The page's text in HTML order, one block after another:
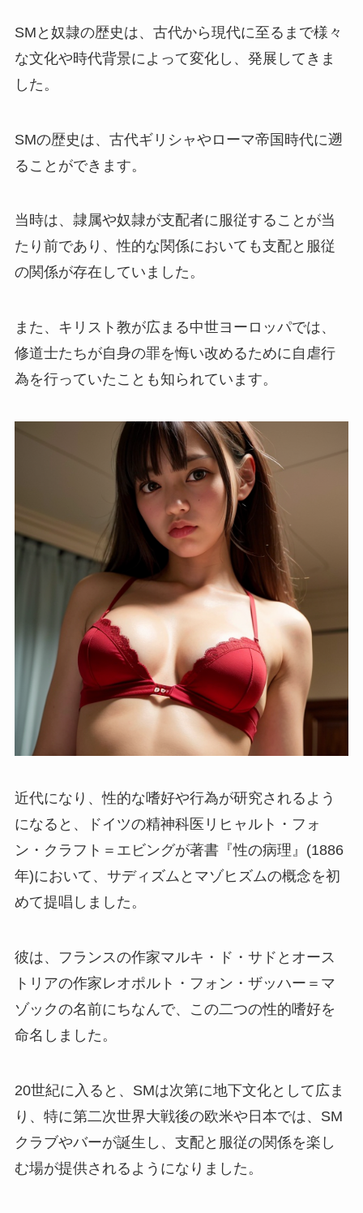
SMと奴隷の歴史は、古代から現代に至るまで様々
な文化や時代背景によって変化し、発展してきま
した。
SMの歴史は、古代ギリシャやローマ帝国時代に遡
ることができます。
当時は、隷属や奴隷が支配者に服従することが当
たり前であり、性的な関係においても支配と服従
の関係が存在していました。
また、キリスト教が広まる中世ヨーロッパでは、
修道士たちが自身の罪を悔い改めるために自虐行
為を行っていたことも知られています。
近代になり、性的な嗜好や行為が研究されるよう
になると、ドイツの精神科医リヒャルト・フォ
ン・クラフト＝エビングが著書『性の病理』(1886
年)において、サディズムとマゾヒズムの概念を初
めて提唱しました。
彼は、フランスの作家マルキ・ド・サドとオース
トリアの作家レオポルト・フォン・ザッハー＝マ
ゾックの名前にちなんで、この二つの性的嗜好を
命名しました。
20世紀に入ると、SMは次第に地下文化として広ま
り、特に第二次世界大戦後の欧米や日本では、SM
クラブやバーが誕生し、支配と服従の関係を楽し
む場が提供されるようになりました。